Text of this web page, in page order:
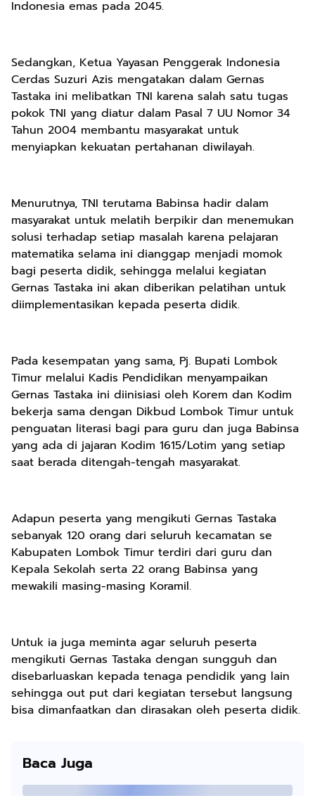
Indonesia emas pada 2045.
Sedangkan, Ketua Yayasan Penggerak Indonesia
Cerdas Suzuri Azis mengatakan dalam Gernas
Tastaka ini melibatkan TNI karena salah satu tugas
pokok TNI yang diatur dalam Pasal 7 UU Nomor 34
Tahun 2004 membantu masyarakat untuk
menyiapkan kekuatan pertahanan diwilayah.
Menurutnya, TNI terutama Babinsa hadir dalam
masyarakat untuk melatih berpikir dan menemukan
solusi terhadap setiap masalah karena pelajaran
matematika selama ini dianggap menjadi momok
bagi peserta didik, sehingga melalui kegiatan
Gernas Tastaka ini akan diberikan pelatihan untuk
diimplementasikan kepada peserta didik.
Pada kesempatan yang sama, Pj. Bupati Lombok
Timur melalui Kadis Pendidikan menyampaikan
Gernas Tastaka ini diinisiasi oleh Korem dan Kodim
bekerja sama dengan Dikbud Lombok Timur untuk
penguatan literasi bagi para guru dan juga Babinsa
yang ada di jajaran Kodim 1615/Lotim yang setiap
saat berada ditengah-tengah masyarakat.
Adapun peserta yang mengikuti Gernas Tastaka
sebanyak 120 orang dari seluruh kecamatan se
Kabupaten Lombok Timur terdiri dari guru dan
Kepala Sekolah serta 22 orang Babinsa yang
mewakili masing-masing Koramil.
Untuk ia juga meminta agar seluruh peserta
mengikuti Gernas Tastaka dengan sungguh dan
disebarluaskan kepada tenaga pendidik yang lain
sehingga out put dari kegiatan tersebut langsung
bisa dimanfaatkan dan dirasakan oleh peserta didik.
Baca Juga